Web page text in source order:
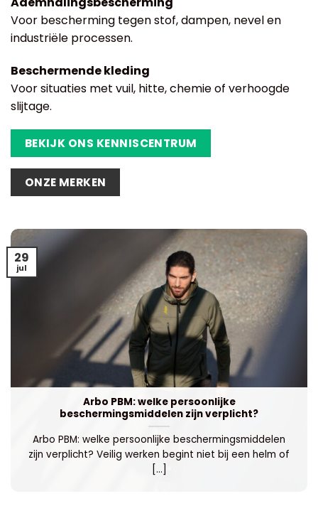
Voor bescherming tegen stof, dampen, nevel en
industriële processen.
Beschermende kleding
Voor situaties met vuil, hitte, chemie of verhoogde
slijtage.
BEKIJK ONS KENNISCENTRUM
ONZE MERKEN
Arbo PBM: welke persoonlijke
beschermingsmiddelen zijn verplicht?
Arbo PBM: welke persoonlijke beschermingsmiddelen
zijn verplicht? Veilig werken begint niet bij een helm of
[...]
29
jul